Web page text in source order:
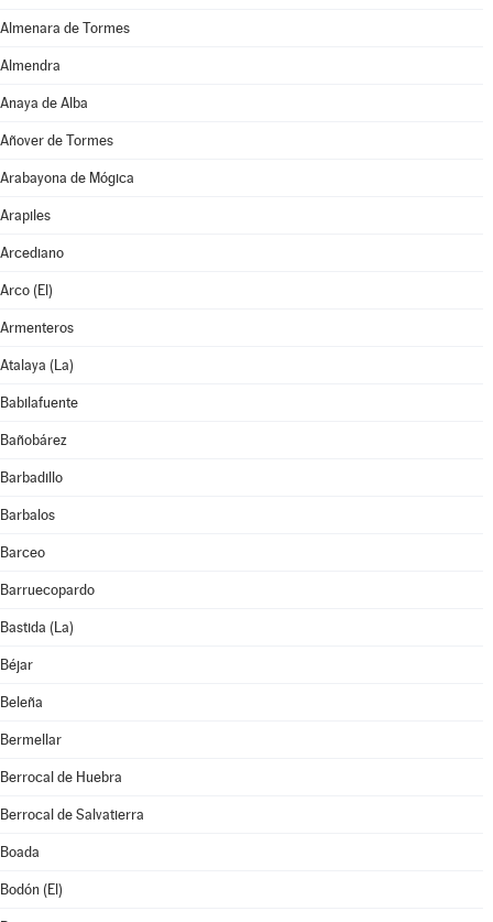
Almenara de Tormes
Almendra
Anaya de Alba
Añover de Tormes
Arabayona de Mógica
Arapiles
Arcediano
Arco (El)
Armenteros
Atalaya (La)
Babilafuente
Bañobárez
Barbadillo
Barbalos
Barceo
Barruecopardo
Bastida (La)
Béjar
Beleña
Bermellar
Berrocal de Huebra
Berrocal de Salvatierra
Boada
Bodón (El)